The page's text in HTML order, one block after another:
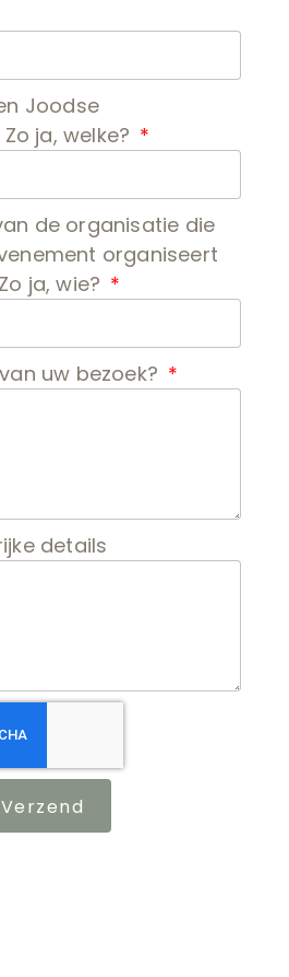
Joodse
ja, welke?
de organisatie die
organiseert
ja, wie?
uw bezoek?
details
Verzend